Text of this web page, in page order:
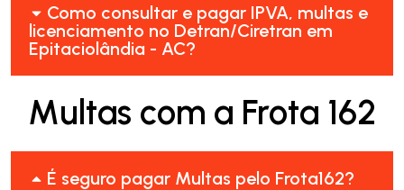
Como consultar e pagar IPVA, multas e
licenciamento no Detran/Ciretran em
Epitaciolândia - AC?
Multas com a Frota 162
É seguro pagar Multas pelo Frota162?